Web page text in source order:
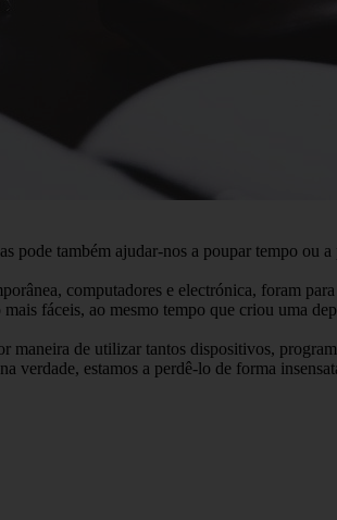
pode também ajudar-nos a poupar tempo ou a
computadores e electrónica, foram
fáceis, ao mesmo tempo que criou uma
de utilizar tantos dispositivos,
verdade, estamos a perdê-lo de forma